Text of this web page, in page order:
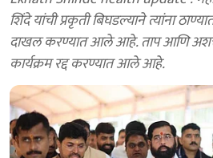
शिंदे यांची प्रकृती बिघडल्याने त्यांना
दाखल करण्यात आले आहे. ताप आणि
कार्यक्रम रद्द करण्यात आले आहे.